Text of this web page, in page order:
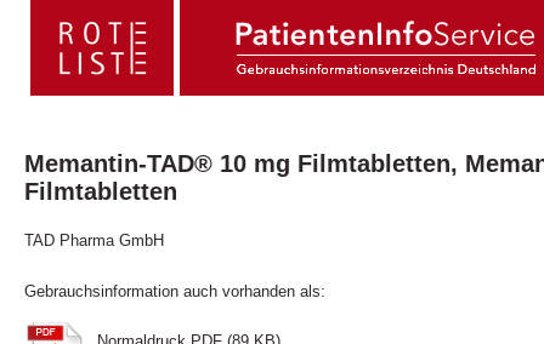
Memantin-TAD® 10 mg Filmtabletten,
Filmtabletten
TAD Pharma GmbH
Gebrauchsinformation auch vorhanden als: